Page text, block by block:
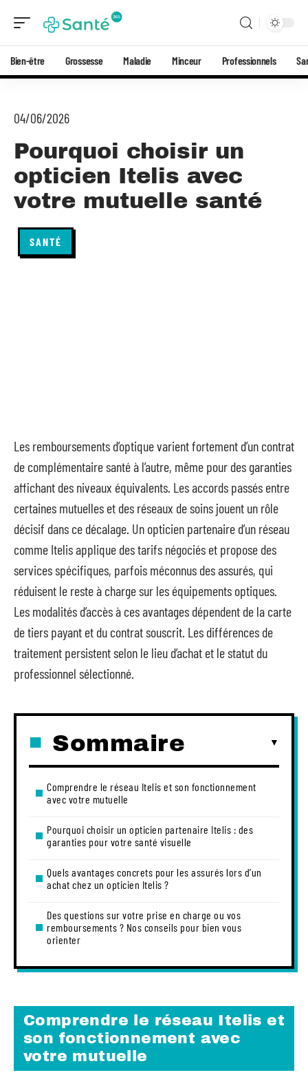
Bien-être Grossesse Maladie Minceur Professionnels
04/06/2026
Pourquoi choisir un
opticien Itelis avec
votre mutuelle santé
SANTÉ
Les remboursements d’optique varient fortement d’un contrat
de complémentaire santé à l’autre, même pour des garanties
affichant des niveaux équivalents. Les accords passés entre
certaines mutuelles et des réseaux de soins jouent un rôle
décisif dans ce décalage. Un opticien partenaire d’un réseau
comme Itelis applique des tarifs négociés et propose des
services spécifiques, parfois méconnus des assurés, qui
réduisent le reste à charge sur les équipements optiques.
Les modalités d’accès à ces avantages dépendent de la carte
de tiers payant et du contrat souscrit. Les différences de
traitement persistent selon le lieu d’achat et le statut du
professionnel sélectionné.
Sommaire
Comprendre le réseau Itelis et son fonctionnement
avec votre mutuelle
Pourquoi choisir un opticien partenaire Itelis : des
garanties pour votre santé visuelle
Quels avantages concrets pour les assurés lors d’un
achat chez un opticien Itelis ?
Des questions sur votre prise en charge ou vos
remboursements ? Nos conseils pour bien vous
orienter
Comprendre le réseau Itelis et
son fonctionnement avec
votre mutuelle